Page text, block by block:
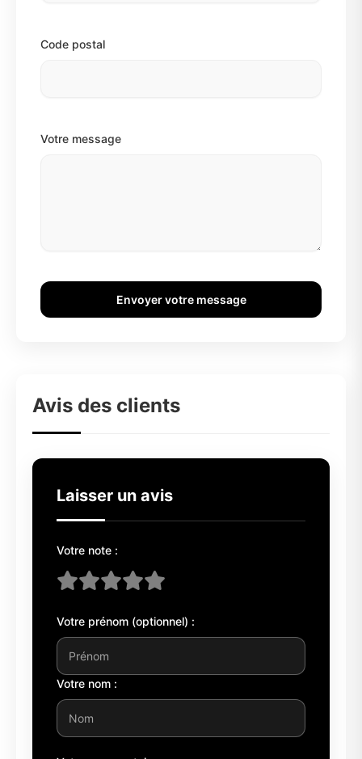
Code postal
Votre message
Envoyer votre message
Avis des clients
Laisser un avis
Votre note :
Votre prénom (optionnel) :
Votre nom :